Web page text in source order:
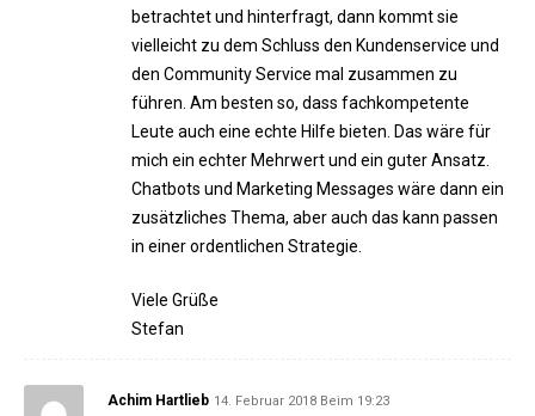
betrachtet und hinterfragt, dann kommt sie
vielleicht zu dem Schluss den Kundenservice und
den Community Service mal zusammen zu
führen. Am besten so, dass fachkompetente
Leute auch eine echte Hilfe bieten. Das wäre für
mich ein echter Mehrwert und ein guter Ansatz.
Chatbots und Marketing Messages wäre dann ein
zusätzliches Thema, aber auch das kann passen
in einer ordentlichen Strategie.
Viele Grüße
Stefan
Achim Hartlieb 14. Februar 2018 Beim 19:23